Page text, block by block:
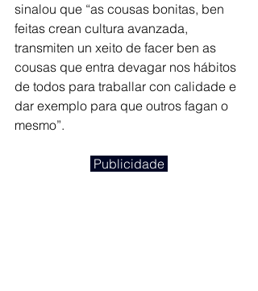
sinalou que “as cousas bonitas, ben
feitas crean cultura avanzada,
transmiten un xeito de facer ben as
cousas que entra devagar nos hábitos
de todos para traballar con calidade e
dar exemplo para que outros fagan o
mesmo”.
Publicidade